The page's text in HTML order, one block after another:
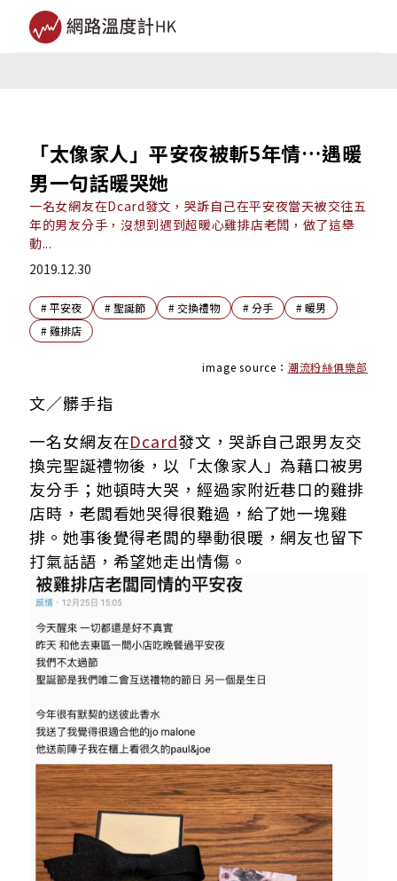
「太像家人」平安夜被斬5年情…遇暖
男一句話暖哭她
一名女網友在Dcard發文，哭訴自己在平安夜當天被交往五
年的男友分手，沒想到遇到超暖心雞排店老闆，做了這舉
動...
2019.12.30
#平安夜 #聖誕節 #交換禮物 #分手 #暖男
#雞排店
image source： 潮流粉絲俱樂部
文／髒手指
一名女網友在Dcard發文，哭訴自己跟男友交
換完聖誕禮物後，以「太像家人」為藉口被男
友分手；她頓時大哭，經過家附近巷口的雞排
店時，老闆看她哭得很難過，給了她一塊雞
排。她事後覺得老闆的舉動很暖，網友也留下
打氣話語，希望她走出情傷。